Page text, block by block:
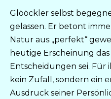
Glööckler selbst
gelassen. Er betont
Natur aus „perfekt“
heutige Erscheinung
Entscheidungen sei. Für
kein Zufall, sondern ein
Ausdruck seiner